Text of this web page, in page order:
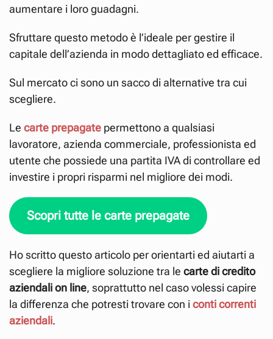
aumentare i loro guadagni.
Sfruttare questo metodo è l’ideale per gestire il
capitale dell’azienda in modo dettagliato ed efficace.
Sul mercato ci sono un sacco di alternative tra cui
scegliere.
Le carte prepagate permettono a qualsiasi
lavoratore, azienda commerciale, professionista ed
utente che possiede una partita IVA di controllare ed
investire i propri risparmi nel migliore dei modi.
Scopri tutte le carte prepagate
Ho scritto questo articolo per orientarti ed aiutarti a
scegliere la migliore soluzione tra le carte di credito
aziendali on line, soprattutto nel caso volessi capire
la differenza che potresti trovare con i conti correnti
aziendali.